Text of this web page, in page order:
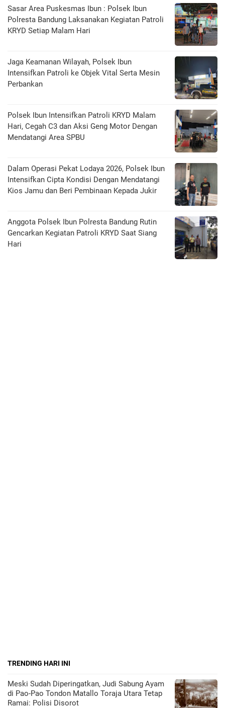
Sasar Area Puskesmas Ibun : Polsek Ibun
Polresta Bandung Laksanakan Kegiatan Patroli
KRYD Setiap Malam Hari
Jaga Keamanan Wilayah, Polsek Ibun
Intensifkan Patroli ke Objek Vital Serta Mesin
Perbankan
Polsek Ibun Intensifkan Patroli KRYD Malam
Hari, Cegah C3 dan Aksi Geng Motor Dengan
Mendatangi Area SPBU
Dalam Operasi Pekat Lodaya 2026, Polsek Ibun
Intensifkan Cipta Kondisi Dengan Mendatangi
Kios Jamu dan Beri Pembinaan Kepada Jukir
Anggota Polsek Ibun Polresta Bandung Rutin
Gencarkan Kegiatan Patroli KRYD Saat Siang
Hari
TRENDING HARI INI
Meski Sudah Diperingatkan, Judi Sabung Ayam
di Pao-Pao Tondon Matallo Toraja Utara Tetap
Ramai: Polisi Disorot